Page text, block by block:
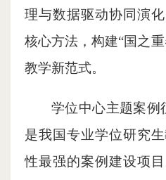
理与数据驱动协同演
核心方法，构建“国之
教学新范式。
学位中心主题案例
是我国专业学位研究
性最强的案例建设项